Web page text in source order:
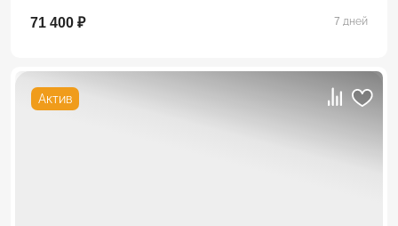
71 400 ₽ 7 дней
Актив